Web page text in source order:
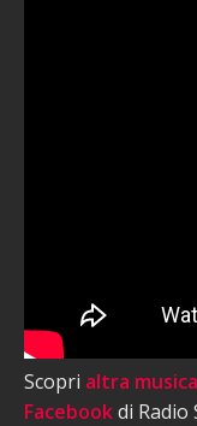
Scopri altra musica
Facebookdi Radio